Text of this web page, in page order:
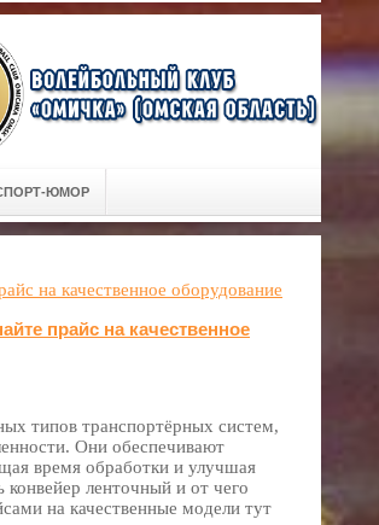
ЮМОР
на качественное оборудование
прайс на качественное
типов транспортёрных систем,
Они обеспечивают
время обработки и улучшая
конвейер ленточный и от чего
на качественные модели тут